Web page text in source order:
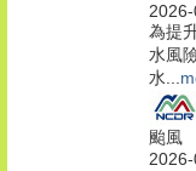
為提
水風
水...
颱風